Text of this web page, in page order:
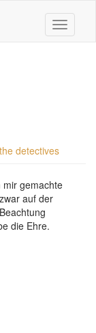
Toggle
detectives
gemachte
auf der
die Ehre.